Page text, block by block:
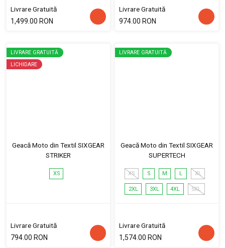
Livrare Gratuită
1,499.00 RON
Livrare Gratuită
974.00 RON
LIVRARE GRATUITĂ
LICHIDARE
Geacă Moto din Textil SIXGEAR
STRIKER
XS
Livrare Gratuită
794.00 RON
LIVRARE GRATUITĂ
Geacă Moto din Textil SIXGEAR
SUPERTECH
XS S M L XL
2XL 3XL 4XL 5XL
Livrare Gratuită
1,574.00 RON